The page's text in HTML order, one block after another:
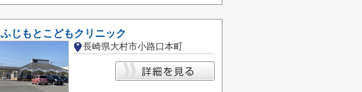
ふじもとこどもクリニック
長崎県大村市小路口本町